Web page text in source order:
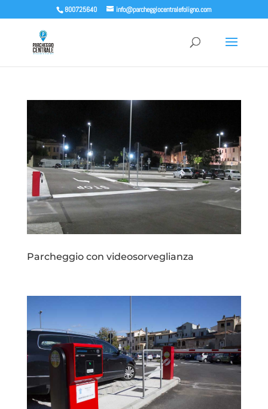
800725640 info@parcheggiocentralefoligno.com
Parcheggio con videosorveglianza